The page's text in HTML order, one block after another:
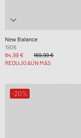
New Balance
1906
84,99 €
169,99 €
REDUJO AÚN MÁS
-20%